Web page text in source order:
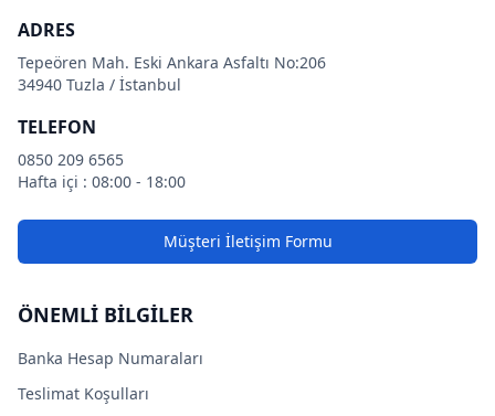
ADRES
Tepeören Mah. Eski Ankara Asfaltı No:206
34940 Tuzla / İstanbul
TELEFON
0850 209 6565
Hafta içi : 08:00 - 18:00
Müşteri İletişim Formu
ÖNEMLİ BİLGİLER
Banka Hesap Numaraları
Teslimat Koşulları